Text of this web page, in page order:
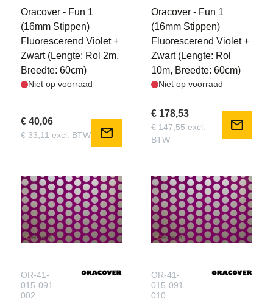
Oracover - Fun 1
(16mm Stippen)
Fluorescerend Violet +
Zwart (Lengte: Rol 2m,
Breedte: 60cm)
Niet op voorraad
€ 40,06
€ 33,11 excl. BTW mail
Oracover - Fun 1
(16mm Stippen)
Fluorescerend Violet +
Zwart (Lengte: Rol
10m, Breedte: 60cm)
Niet op voorraad
€ 178,53
€ 147,55 excl.
BTW
mail
OR-41-
015-091-
002
OR-41-
015-091-
010